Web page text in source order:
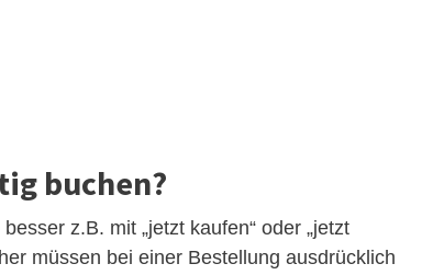
buchen?
z.B. mit „jetzt kaufen“ oder „jetzt
müssen bei einer Bestellung ausdrücklich